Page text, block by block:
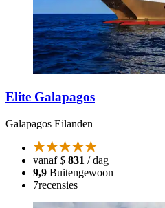
Elite Galapagos
Galapagos Eilanden
vanaf$ 831 / dag
9,9 Buitengewoon
7recensies